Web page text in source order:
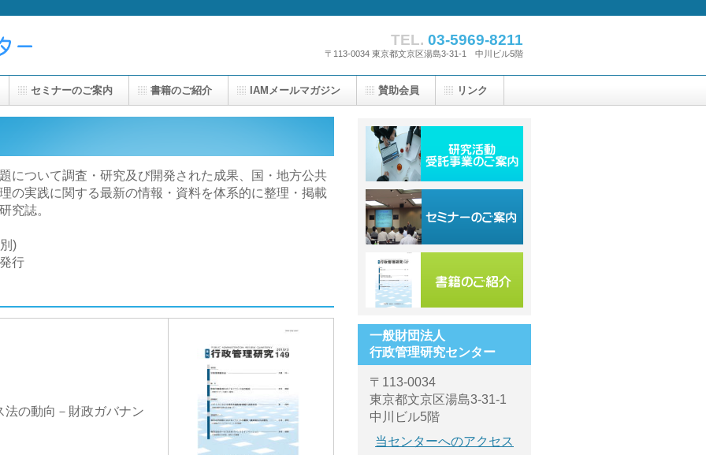
TEL. 03-5969-8211
〒113-0034 東京都文京区湯島3-31-1 中川ビル5階
について調査・研究及び開発された成果、国・地方公共
の実践に関する最新の情報・資料を体系的に整理・掲載
究誌。
)
行
の動向－財政ガバナン
セミナーのご案内 書籍のご紹介 IAMメールマガジン 賛助会員 リンク
一般財団法人
行政管理研究センター
〒113-0034
東京都文京区湯島3-31-1
中川ビル5階
当センターへのアクセス